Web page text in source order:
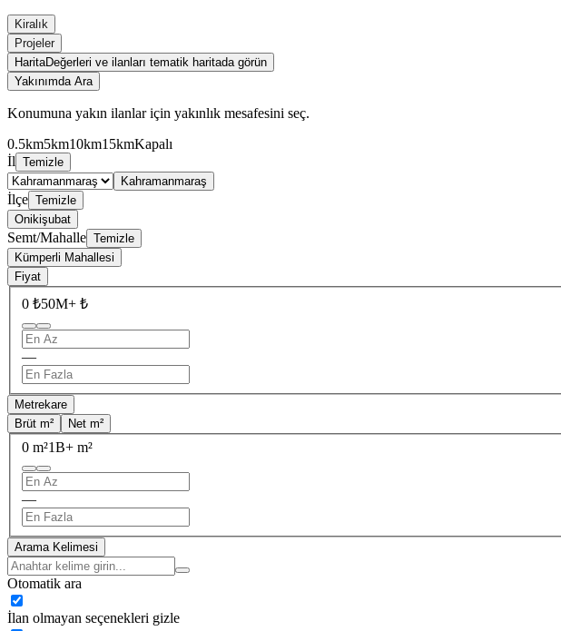
Kiralık
Projeler
HaritaDeğerleri ve ilanları tematik haritada görün
Yakınımda Ara
Konumuna yakın ilanlar için yakınlık mesafesini seç.
0.5km5km10km15kmKapalı
İl Temizle
Kahramanmaraş
İlçe Temizle
Onikişubat
Semt/Mahalle Temizle
Kümperli Mahallesi
Fiyat
0 ₺50M+ ₺
—
Metrekare
Brüt m²
Net m²
0 m²1B+ m²
—
Arama Kelimesi
Otomatik ara
İlan olmayan seçenekleri gizle